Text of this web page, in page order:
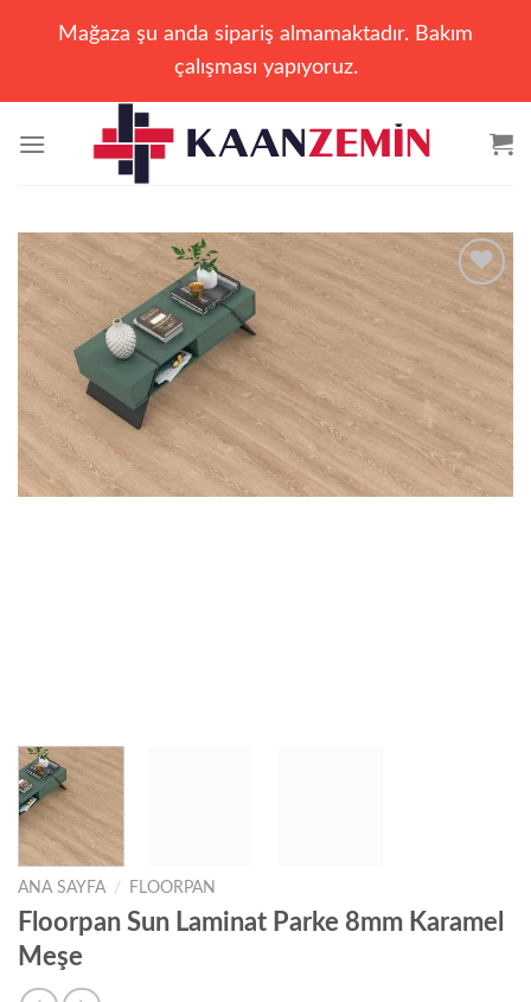
Mağaza şu anda sipariş almamaktadır. Bakım
çalışması yapıyoruz.
atla
Add to
ANA SAYFA / FLOORPAN
Floorpan Sun Laminat Parke 8mm Karamel
Meşe